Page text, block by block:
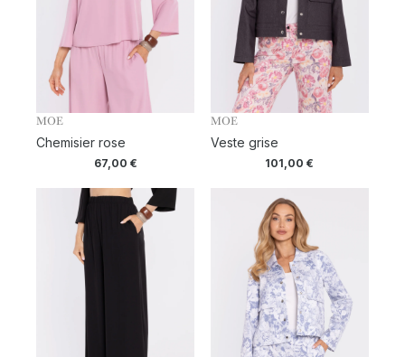
MOE
Chemisier rose
67,00 €
MOE
Veste grise
101,00€